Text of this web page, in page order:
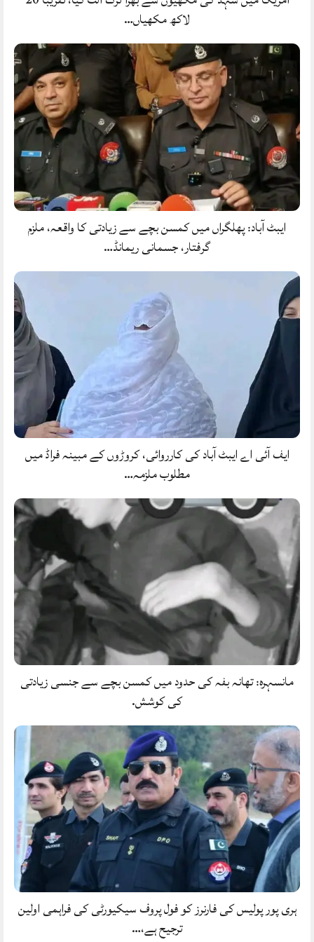
لاکھ مکھیاں…
ایبٹ آباد: پھلگراں میں کمسن بچے سے زیادتی کا واقعہ، ملزم
گرفتار، جسمانی ریمانڈ…
ایف آئی اے ایبٹ آباد کی کارروائی، کروڑوں کے مبینہ فراڈ میں
مطلوب ملزمہ…
مانسہرہ: تھانہ بفہ کی حدود میں کمسن بچے سے جنسی زیادتی
کی کوشش.
ہری پور پولیس کی فارنرز کو فول پروف سیکیورٹی کی فراہمی اولین
ترجیح ہے،…